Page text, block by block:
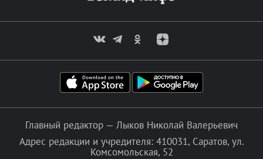
Главный редактор — Лыков Николай Валерьевич
Адрес редакции и учредителя: 410031, Саратов, ул.
Комсомольская, 52